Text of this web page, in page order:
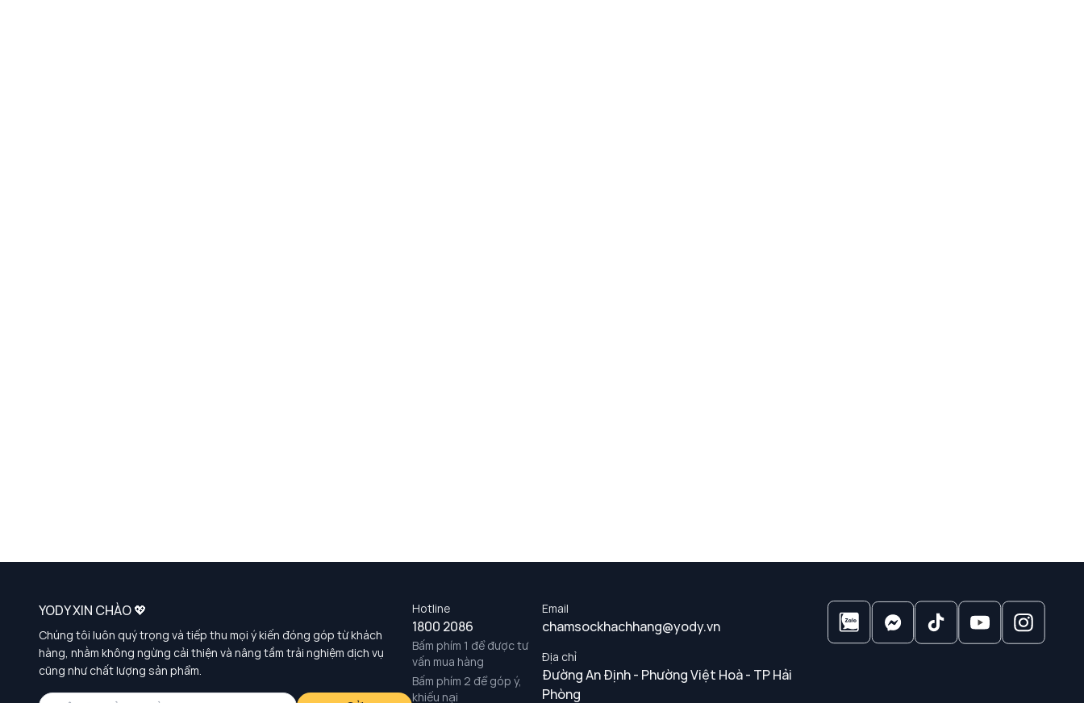
Hotline
1800 2086
Bấm phím 1 để được tư
vấn mua hàng
Bấm phím 2 để góp ý,
khiếu nại
Email
chamsockhachhang@yody.vn
Địa chỉ
Đường An Định - Phường Việt Hoà - TP Hải
Phòng
YODY XIN CHÀO 💖
Chúng tôi luôn quý trọng và tiếp thu mọi ý kiến đóng góp từ khách
hàng, nhằm không ngừng cải thiện và nâng tầm trải nghiệm dịch vụ
cũng như chất lượng sản phẩm.